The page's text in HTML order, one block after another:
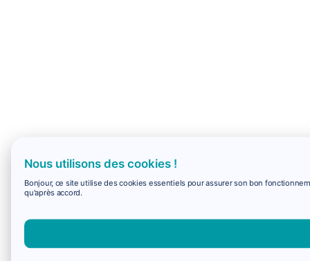
Nous utilisons des cookies !
Bonjour, ce site utilise des cookies essentiels pour assurer son bon
qu'après accord.